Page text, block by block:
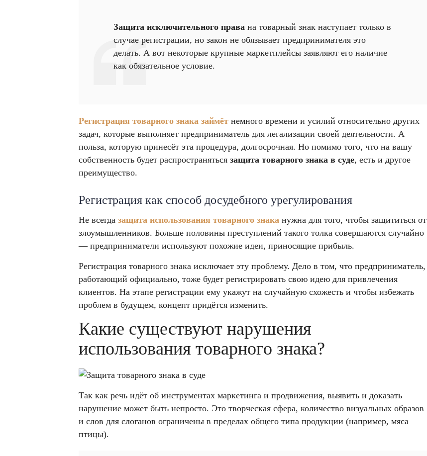
Защита исключительного права на товарный знак наступает только в
случае регистрации, но закон не обязывает предпринимателя это
делать. А вот некоторые крупные маркетплейсы заявляют его наличие
как обязательное условие.
Регистрация товарного знака займёт немного времени и усилий относительно других
задач, которые выполняет предприниматель для легализации своей деятельности. А
польза, которую принесёт эта процедура, долгосрочная. Но помимо того, что на вашу
собственность будет распространятьсязащита товарного знака в суде, есть и другое
преимущество.
Регистрация как способ досудебного урегулирования
Не всегдазащита использования товарного знаканужна для того, чтобы защититься от
злоумышленников. Больше половины преступлений такого толка совершаются случайно
— предприниматели используют похожие идеи, приносящие прибыль.
Регистрация товарного знака исключает эту проблему. Дело в том, что предприниматель,
работающий официально, тоже будет регистрировать свою идею для привлечения
клиентов. На этапе регистрации ему укажут на случайную схожесть и чтобы избежать
проблем в будущем, концепт придётся изменить.
Какие существуют нарушения
использования товарного знака?
Так как речь идёт об инструментах маркетинга и продвижения, выявить и доказать
нарушение может быть непросто. Это творческая сфера, количество визуальных образов
и слов для слоганов ограничены в пределах общего типа продукции (например, мяса
птицы).